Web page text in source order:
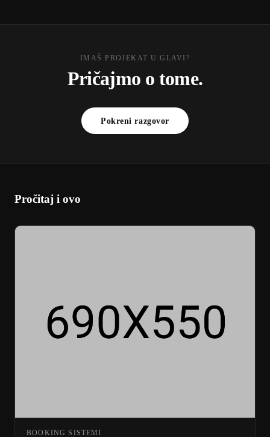
IMAŠ PROJEKAT U GLAVI?
Pričajmo o tome.
Pokreni razgovor
Pročitaj i ovo
BOOKING SISTEMI